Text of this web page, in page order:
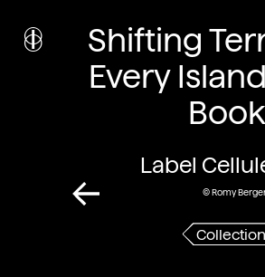
i nstitutculturel
rchitecture
Wallonie-
Shifting
Every
Label
© Romy